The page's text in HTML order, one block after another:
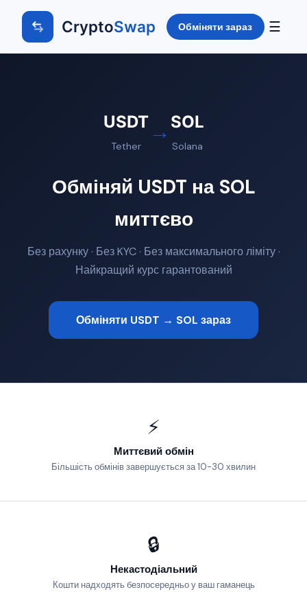
CryptoSwap Обміняти зараз ☰
USDT
Tether
→ SOL
Solana
Обміняй USDT на SOL
миттєво
Без рахунку · Без KYC · Без максимального ліміту ·
Найкращий курс гарантований
Обміняти USDT → SOL зараз
⚡
Миттєвий обмін
Більшість обмінів завершується за 10-30 хвилин
🔒
Некастодіальний
Кошти надходять безпосередньо у ваш гаманець